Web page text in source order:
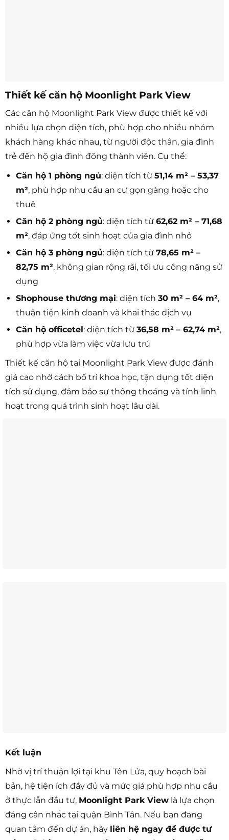
Thiết kế căn hộ Moonlight Park View
Các căn hộ Moonlight Park View được thiết kế với
nhiều lựa chọn diện tích, phù hợp cho nhiều nhóm
khách hàng khác nhau, từ người độc thân, gia đình
trẻ đến hộ gia đình đông thành viên. Cụ thể:
Căn hộ 1 phòng ngủ: diện tích từ 51,14 m² – 53,37
m², phù hợp nhu cầu an cư gọn gàng hoặc cho
thuê
Căn hộ 2 phòng ngủ: diện tích từ 62,62 m² – 71,68
m², đáp ứng tốt sinh hoạt của gia đình nhỏ
Căn hộ 3 phòng ngủ: diện tích từ 78,65 m² –
82,75 m², không gian rộng rãi, tối ưu công năng sử
dụng
Shophouse thương mại: diện tích 30 m² – 64 m²,
thuận tiện kinh doanh và khai thác dịch vụ
Căn hộ officetel: diện tích từ 36,58 m² – 62,74 m²,
phù hợp vừa làm việc vừa lưu trú
Thiết kế căn hộ tại Moonlight Park View được đánh
giá cao nhờ cách bố trí khoa học, tận dụng tốt diện
tích sử dụng, đảm bảo sự thông thoáng và tính linh
hoạt trong quá trình sinh hoạt lâu dài.
Kết luận
Nhờ vị trí thuận lợi tại khu Tên Lửa, quy hoạch bài
bản, hệ tiện ích đầy đủ và mức giá phù hợp nhu cầu
ở thực lẫn đầu tư, Moonlight Park View là lựa chọn
đáng cân nhắc tại quận Bình Tân. Nếu bạn đang
quan tâm đến dự án, hãy liên hệ ngay để được tư